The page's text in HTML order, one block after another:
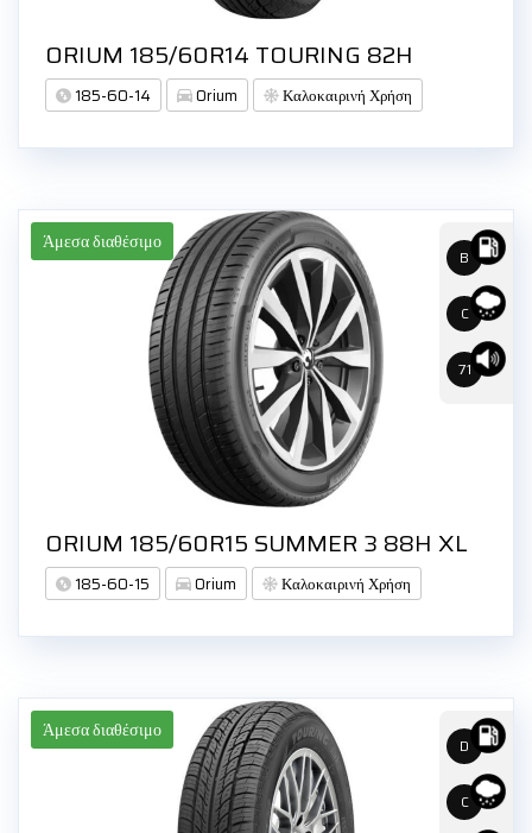
ORIUM 185/60R14 TOURING 82H
185-60-14 Orium Καλοκαιρινή Χρήση
Άμεσα διαθέσιμο
B
C
71
ORIUM 185/60R15 SUMMER 3 88H XL
185-60-15 Orium Καλοκαιρινή Χρήση
Άμεσα διαθέσιμο
D
C